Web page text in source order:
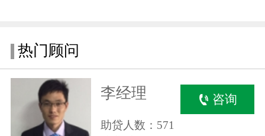
热门顾问
李经理
助贷人数：571
咨询